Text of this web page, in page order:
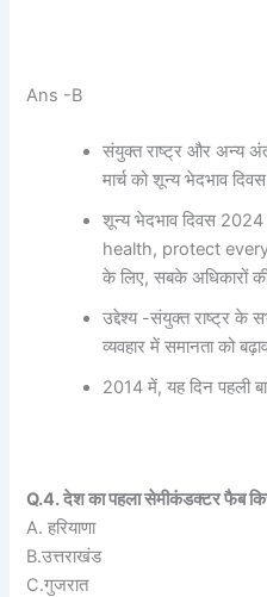
Ans -B
संयुक्त राष्ट्र और अन्य
मार्च को शून्य भेदभाव
शून्य भेदभाव दिवस
health, protect
के लिए, सबके अधिकारों
उद्देश्य -संयुक्त राष्ट्र के
व्यवहार में समानता को
2014 में, यह दिन पहली
Q.4. देश का पहला सेमीकंडक्टर फैब
A. हरियाणा
B.उत्तराखंड
C.गुजरात